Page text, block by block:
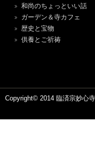
和尚のちょっといい話
ガーデン＆寺カフェ
歴史と宝物
供養とご祈祷
Copyright© 2014 臨済宗妙心